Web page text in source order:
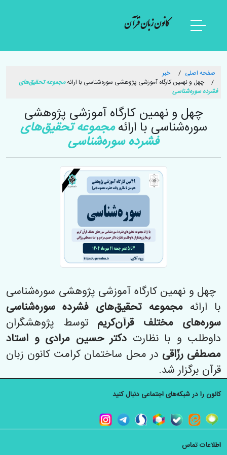
کانون زبان قرآن
صفحه اصلی
خبر
چهل و نهمین کارگاه آموزشی پژوهشی سوره‌شناسی با ارائهمجموعه تحقیق‌های
فشرده سوره‌شناسی
چهل و نهمین کارگاه آموزشی پژوهشی
سوره‌شناسی با ارائهمجموعه تحقیق‌های
فشرده سوره‌شناسی
چهل و نهمین کارگاه آموزشی پژوهشی سوره‌شناسی
با ارائهمجموعه تحقیق‌های فشرده سوره‌شناسی
سوره‌های مختلف قرآن‌کریمتوسط پژوهشگران
داوطلب و با نظارت دکتر حسین مرادی و استاد
مصطفی رزّاقی در محل ساختمان کرامت کانون زبان
قرآن برگزار شد.
کانون را در شبکه‌های اجتماعی دنبال کنید
اطلاعات تماس